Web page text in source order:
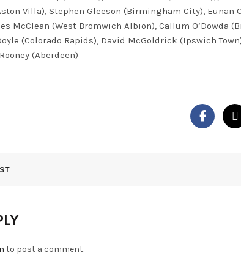
Villa), Stephen Gleeson (Birmingham City), Eunan
McClean (West Bromwich Albion), Callum O’Dowda
(Colorado Rapids), David McGoldrick (Ipswich
(Aberdeen)
to post a comment.